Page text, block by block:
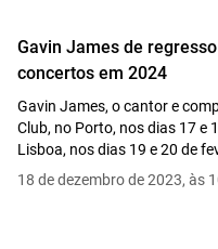
Gavin James de
concertos em 2024
Gavin James, o cantor e
Club, no Porto, nos dias 17 e
Lisboa, nos dias 19 e 20 de
fazem parte da sua digressão
18 de dezembro de 2023, às